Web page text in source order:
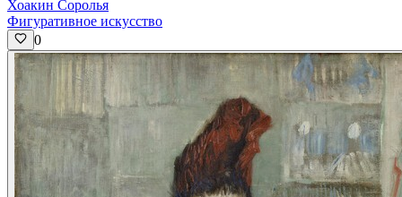
Хоакин Соролья
Фигуративное искусство
0